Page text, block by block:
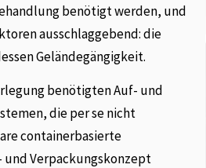
benötigt werden, und
ausschlaggebend: die
Geländegängigkeit.
benötigten Auf- und
die per se nicht
containerbasierte
und Verpackungskonzept